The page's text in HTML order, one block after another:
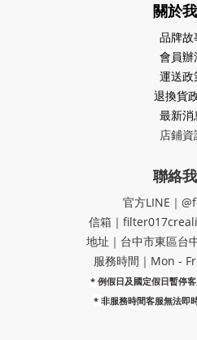
關於
品牌故
會員辦
運送政
退換貨
最新消
店鋪資
聯絡
官方LINE｜
信箱｜
地址｜​台中市東區台
服務時間｜Mon -
* 例假日及國定假日暫停
* 非服務時間客服無法即